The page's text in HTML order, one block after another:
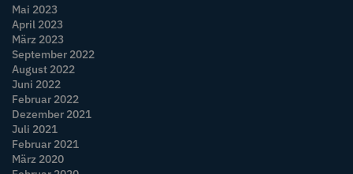
Mai 2023
April 2023
März 2023
September 2022
August 2022
Juni 2022
Februar 2022
Dezember 2021
Juli 2021
Februar 2021
März 2020